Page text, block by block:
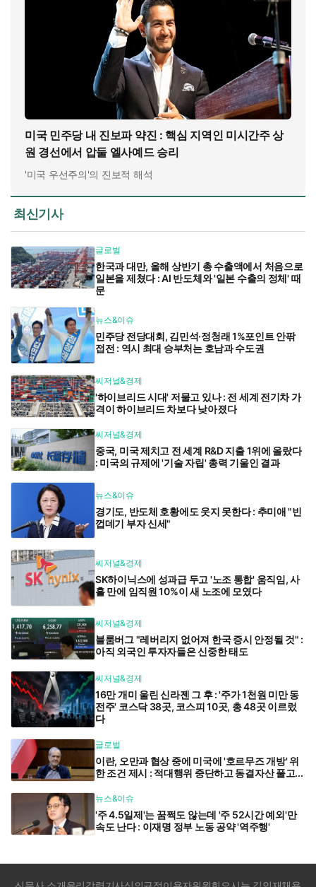
미국 민주당 내 진보파 약진 : 핵심 지역인 미시간주 상
원 경선에서 압둘 엘사예드 승리
'미국 우선주의'의 진보적 해석
최신기사
글로벌
한국과 대만, 올해 상반기 총 수출액에서 처음으로
일본을 제쳤다 : AI 반도체와 '일본 수출의 정체' 때
문
뉴스&이슈
민주당 전당대회, 김민석·정청래 1%포인트 안팎
접전 : 역시 최대 승부처는 호남과 수도권
씨저널&경제
'하이브리드 시대' 저물고 있나 : 전 세계 전기차 가
격이 하이브리드 차보다 낮아졌다
씨저널&경제
중국, 미국 제치고 전 세계 R&D 지출 1위에 올랐다
: 미국의 규제에 '기술 자립' 총력 기울인 결과
뉴스&이슈
경기도, 반도체 호황에도 웃지 못한다 : 추미애 "빈
껍데기 부자 신세"
씨저널&경제
SK하이닉스에 성과급 두고 '노조 통합' 움직임, 사
흘 만에 임직원 10%이 새 노조에 모였다
씨저널&경제
블룸버그 "레버리지 없어져 한국 증시 안정될 것" :
아직 외국인 투자자들은 신중한 태도
씨저널&경제
16만 개미 울린 신라젠 그 후 : '주가 1천원 미만 동
전주' 코스닥 38곳, 코스피 10곳, 총 48곳 이르렀
다
글로벌
이란, 오만과 협상 중에 미국에 '호르무즈 개방' 위
한 조건 제시 : 적대행위 중단하고 동결자산 풀고...
뉴스&이슈
'주 4.5일제'는 꿈쩍도 않는데 '주 52시간 예외'만
속도 난다 : 이재명 정부 노동 공약 '역주행'